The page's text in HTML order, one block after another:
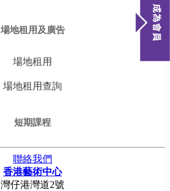
場地租用及廣告
場地租用
場地租用查詢
短期課程
聯絡我們
香港藝術中心
灣仔港灣道2號